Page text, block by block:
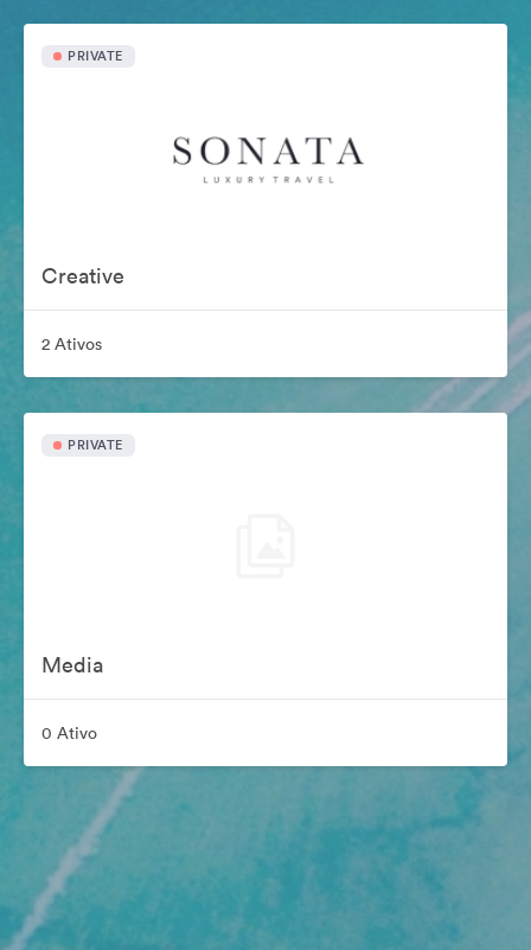
PRIVATE
Creative
2 Ativos
PRIVATE
Media
0 Ativo